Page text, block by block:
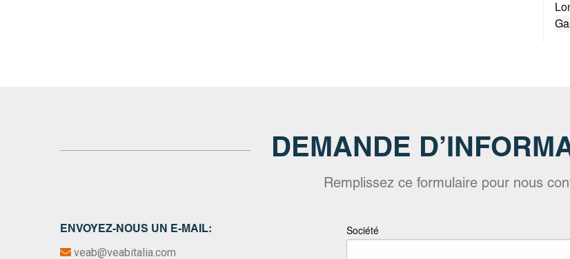
DEMANDE
Remplissez ce formulaire pour nous
ENVOYEZ-NOUS UN E-MAIL:
veab@veabitalia.com
Société